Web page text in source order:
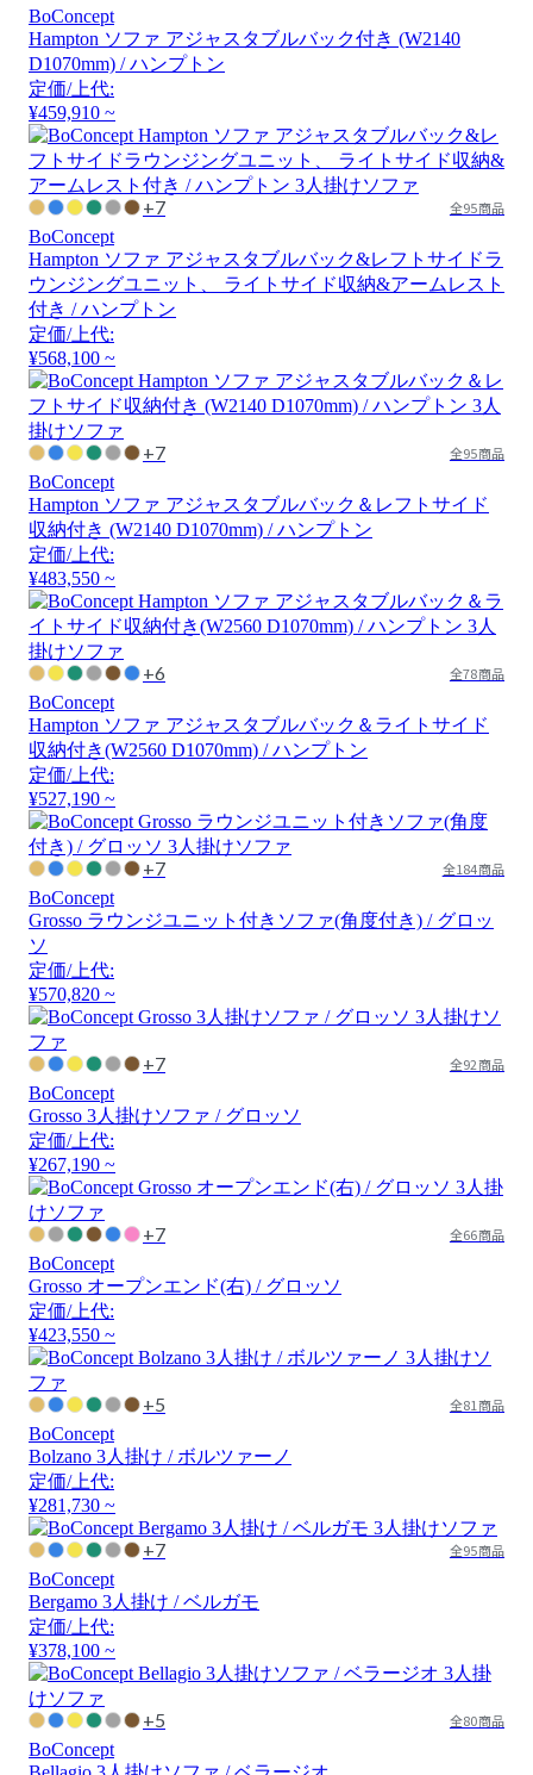
BoConcept
Hampton ソファ アジャスタブルバック付き (W2140
D1070mm) / ハンプトン
定価/上代:
¥459,910 ~
+7 全95商品
BoConcept
Hampton ソファ アジャスタブルバック&レフトサイドラ
ウンジングユニット、 ライトサイド収納&アームレスト
付き / ハンプトン
定価/上代:
¥568,100 ~
+7 全95商品
BoConcept
Hampton ソファ アジャスタブルバック＆レフトサイド
収納付き (W2140 D1070mm) / ハンプトン
定価/上代:
¥483,550 ~
+6 全78商品
BoConcept
Hampton ソファ アジャスタブルバック＆ライトサイド
収納付き(W2560 D1070mm) / ハンプトン
定価/上代:
¥527,190 ~
+7 全184商品
BoConcept
Grosso ラウンジユニット付きソファ(角度付き) / グロッ
ソ
定価/上代:
¥570,820 ~
+7 全92商品
BoConcept
Grosso 3人掛けソファ / グロッソ
定価/上代:
¥267,190 ~
+7 全66商品
BoConcept
Grosso オープンエンド(右) / グロッソ
定価/上代:
¥423,550 ~
+5 全81商品
BoConcept
Bolzano 3人掛け / ボルツァーノ
定価/上代:
¥281,730 ~
+7 全95商品
BoConcept
Bergamo 3人掛け / ベルガモ
定価/上代:
¥378,100 ~
+5 全80商品
BoConcept